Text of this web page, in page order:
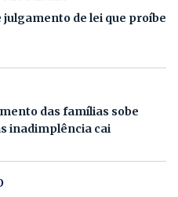
julgamento de lei que proíbe
das famílias sobe
inadimplência cai